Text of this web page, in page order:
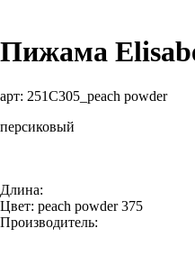
Пижама
арт: 251C305_peach powder
персиковый
Длина:
Цвет: peach powder 375
Производитель: